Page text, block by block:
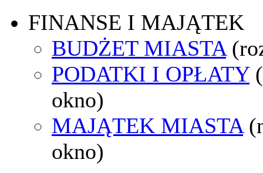
FINANSE I MAJĄTEK
BUDŻET MIASTA
PODATKI I OPŁATY
okno)
MAJĄTEK MIASTA
okno)